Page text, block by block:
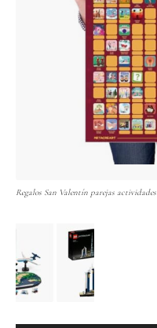
Regalos San Valentín parejas actividades